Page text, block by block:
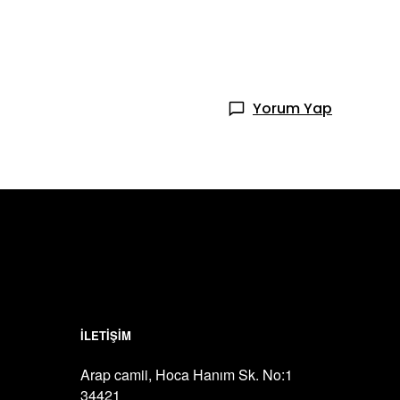
Yorum Yap
İLETİŞİM
Arap camii, Hoca Hanım Sk. No:1
34421